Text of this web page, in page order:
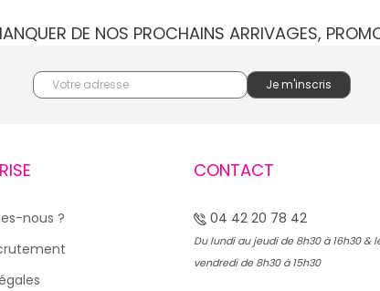
DE NOS PROCHAINS ARRIVAGES,
nous ?
CONTACT
04 42 20 78 42
Du lundi au jeudi de 8h30 à 16h30 &
vendredi de 8h30 à 15h30